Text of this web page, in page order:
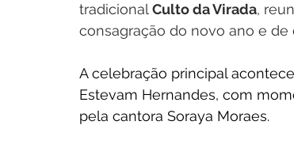
tradicional Culto da Virada,
consagração do novo ano e
A celebração principal
Estevam Hernandes, com
pela cantora Soraya Moraes.